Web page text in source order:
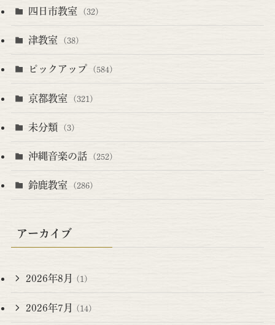
四日市教室 (32)
津教室 (38)
ピックアップ (584)
京都教室 (321)
未分類 (3)
沖縄音楽の話 (252)
鈴鹿教室 (286)
アーカイブ
2026年8月 (1)
2026年7月 (14)